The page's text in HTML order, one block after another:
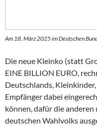
Am 18. März 2025 im Deutschen
Die neue Kleinko (statt
EINE BILLION EURO,
Deutschlands,
Empfänger dabei
können, dafür die anderen
deutschen Wahlvolks